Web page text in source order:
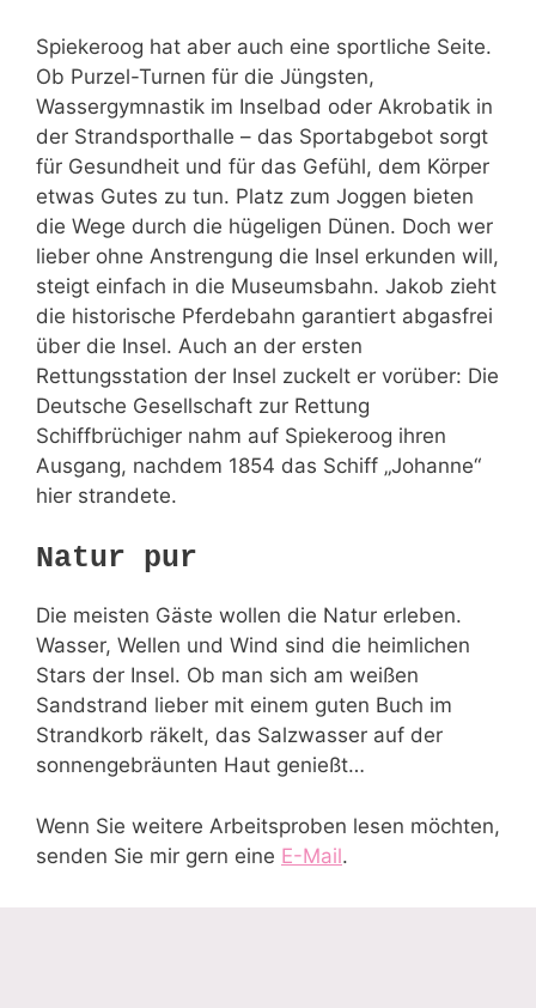
Spiekeroog hat aber auch eine sportliche Seite.
Ob Purzel-Turnen für die Jüngsten,
Wassergymnastik im Inselbad oder Akrobatik in
der Strandsporthalle – das Sportabgebot sorgt
für Gesundheit und für das Gefühl, dem Körper
etwas Gutes zu tun. Platz zum Joggen bieten
die Wege durch die hügeligen Dünen. Doch wer
lieber ohne Anstrengung die Insel erkunden will,
steigt einfach in die Museumsbahn. Jakob zieht
die historische Pferdebahn garantiert abgasfrei
über die Insel. Auch an der ersten
Rettungsstation der Insel zuckelt er vorüber: Die
Deutsche Gesellschaft zur Rettung
Schiffbrüchiger nahm auf Spiekeroog ihren
Ausgang, nachdem 1854 das Schiff „Johanne“
hier strandete.
Natur pur
Die meisten Gäste wollen die Natur erleben.
Wasser, Wellen und Wind sind die heimlichen
Stars der Insel. Ob man sich am weißen
Sandstrand lieber mit einem guten Buch im
Strandkorb räkelt, das Salzwasser auf der
sonnengebräunten Haut genießt…
Wenn Sie weitere Arbeitsproben lesen möchten,
senden Sie mir gern eine E-Mail.